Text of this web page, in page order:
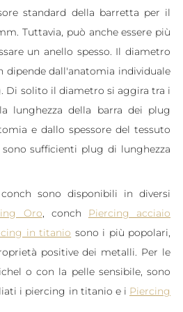
standard della barretta per il
Tuttavia, può anche essere più
un anello spesso. Il diametro
dipende dall'anatomia individuale
Di solito il diametro si aggira tra i
lunghezza della barra dei plug
e dallo spessore del tessuto
sufficienti plug di lunghezza
sono disponibili in diversi
Oro, conch Piercing acciaio
in titanio sono i più popolari,
positive dei metalli. Per le
o con la pelle sensibile, sono
i piercing in titanio e i Piercing